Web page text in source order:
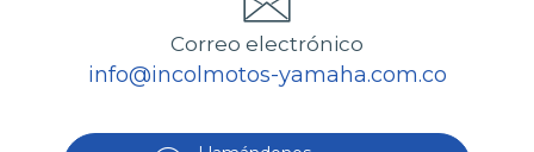
Correo electrónico
info@incolmotos-yamaha.com.co